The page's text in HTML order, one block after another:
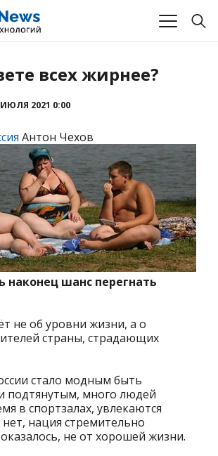
всех жирнее?
ИЮЛЯ 2021 0:00
Антон Чехов
наконец шанс перегнать
не об уровни жизни, а о
страны, страдающих
стало модным быть
подтянутым, много людей
в спортзалах, увлекаются
нация стремительно
не от хорошей жизни.